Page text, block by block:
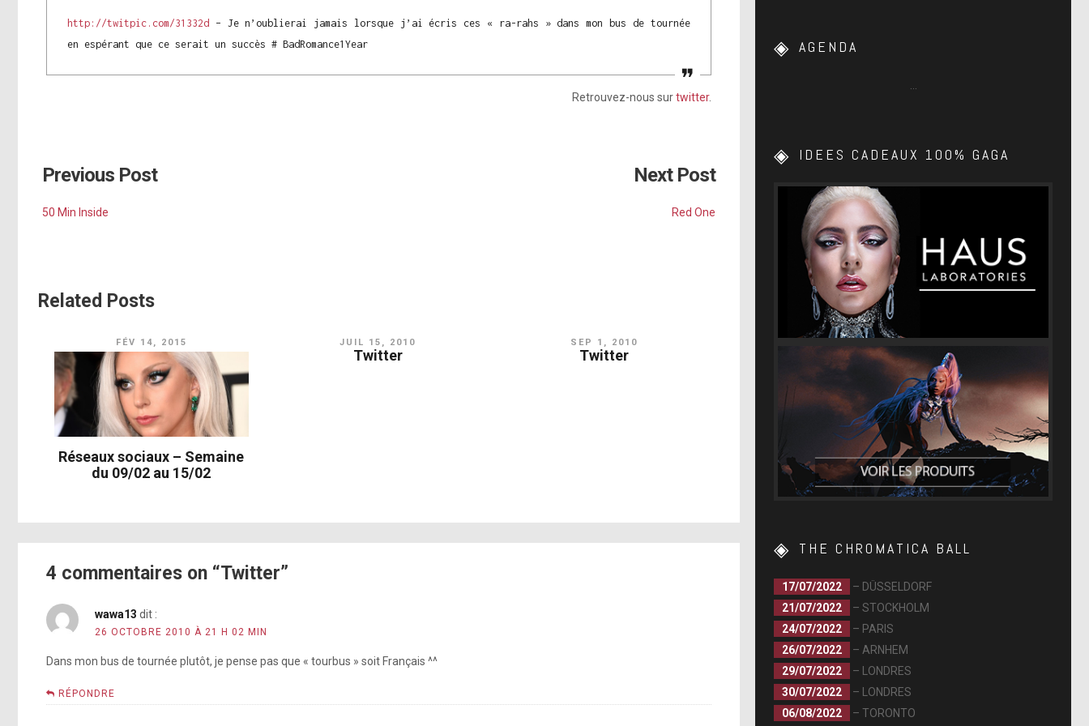
http://twitpic.com/31332d – Je n’oublierai jamais lorsque j’ai écris ces « ra-rahs » dans mon bus de tournée
en espérant que ce serait un succès # BadRomance1Year
Retrouvez-nous surtwitter.
Previous Post
50 Min Inside
Next Post
Red One
Related Posts
FÉV 14, 2015
Réseaux sociaux – Semaine
du 09/02 au 15/02
JUIL 15, 2010
Twitter
SEP 1, 2010
Twitter
4 commentaires on “Twitter”
wawa13 dit :
26 OCTOBRE 2010 À 21 H 02 MIN
Dans mon bus de tournée plutôt, je pense pas que « tourbus » soit Français ^^
RÉPONDRE
AGENDA
IDEES CADEAUX 100% GAGA
THE CHROMATICA BALL
17/07/2022
– DÜSSELDORF
21/07/2022
– STOCKHOLM
24/07/2022
– PARIS
26/07/2022
– ARNHEM
29/07/2022
– LONDRES
30/07/2022
– LONDRES
06/08/2022
– TORONTO